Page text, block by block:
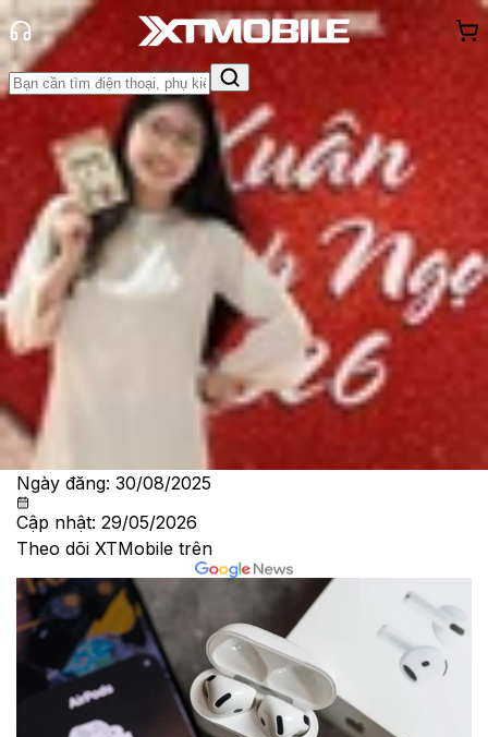
Trang chủ
Tin tức
Tin Mới
Tin MớiĐánh Giá - Trên Tay So SánhTư vấnKhuyến
mãi
Thủ thuậtHỏi đáp App - GameThông báoKhách
hàng - Sự kiện
Biến AirPods thành điều khiển từ xa
cho camera iPhone: Tính năng ẩn
trên iOS 26
Lê Thị Huỳnh Như
Ngày đăng: 30/08/2025
Cập nhật: 29/05/2026
Theo dõi XTMobile trên